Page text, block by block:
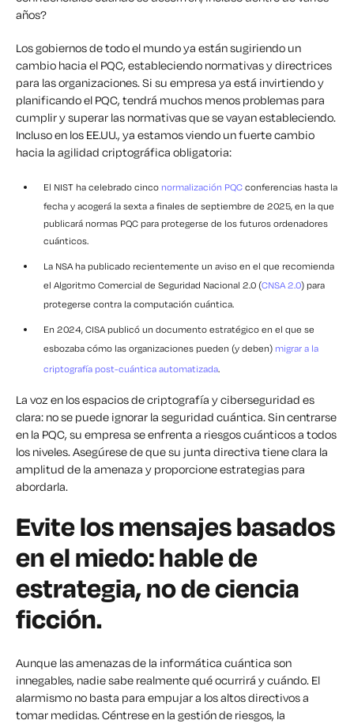
años?
Los gobiernos de todo el mundo ya están sugiriendo un
cambio hacia el PQC, estableciendo normativas y directrices
para las organizaciones. Si su empresa ya está invirtiendo y
planificando el PQC, tendrá muchos menos problemas para
cumplir y superar las normativas que se vayan estableciendo.
Incluso en los EE.UU., ya estamos viendo un fuerte cambio
hacia la agilidad criptográfica obligatoria:
El NIST ha celebrado cinco normalización PQC conferencias hasta la
fecha y acogerá la sexta a finales de septiembre de 2025, en la que
publicará normas PQC para protegerse de los futuros ordenadores
cuánticos.
La NSA ha publicado recientemente un aviso en el que recomienda
el Algoritmo Comercial de Seguridad Nacional 2.0 (CNSA 2.0) para
protegerse contra la computación cuántica.
En 2024, CISA publicó un documento estratégico en el que se
esbozaba cómo las organizaciones pueden (y deben) migrar a la
criptografía post-cuántica automatizada.
La voz en los espacios de criptografía y ciberseguridad es
clara: no se puede ignorar la seguridad cuántica. Sin centrarse
en la PQC, su empresa se enfrenta a riesgos cuánticos a todos
los niveles. Asegúrese de que su junta directiva tiene clara la
amplitud de la amenaza y proporcione estrategias para
abordarla.
Evite los mensajes basados
en el miedo: hable de
estrategia, no de ciencia
ficción.
Aunque las amenazas de la informática cuántica son
innegables, nadie sabe realmente qué ocurrirá y cuándo. El
alarmismo no basta para empujar a los altos directivos a
tomar medidas. Céntrese en la gestión de riesgos, la